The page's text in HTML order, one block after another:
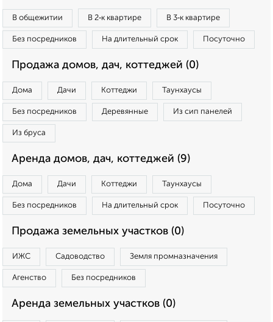
В общежитии В 2‑к квартире В 3‑к квартире
Без посредников На длительный срок Посуточно
Продажа домов, дач, коттеджей (0)
Дома Дачи Коттеджи Таунхаусы
Без посредников Деревянные Из сип панелей
Из бруса
Аренда домов, дач, коттеджей (9)
Дома Дачи Коттеджи Таунхаусы
Без посредников На длительный срок Посуточно
Продажа земельных участков (0)
ИЖС Садоводство Земля промназначения
Агенство Без посредников
Аренда земельных участков (0)